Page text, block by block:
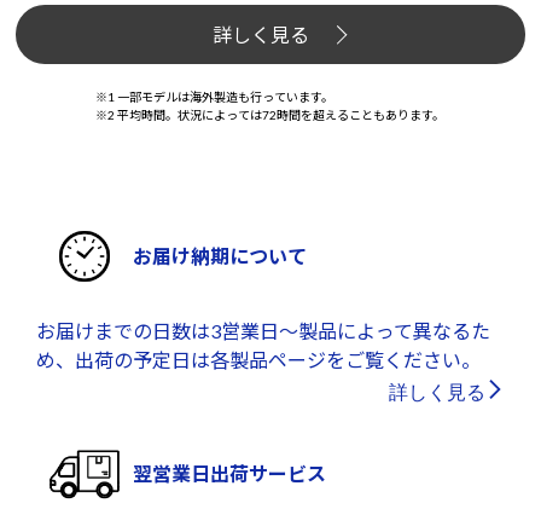
詳しく見る
※1 一部モデルは海外製造も行っています。
※2 平均時間。状況によっては72時間を超えることもあります。
お届け納期について
お届けまでの日数は3営業日～製品によって異なるた
め、出荷の予定日は各製品ページをご覧ください。
詳しく見る
翌営業日出荷サービス